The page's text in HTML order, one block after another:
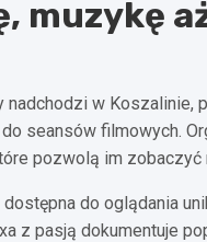
muzykę
w Koszalinie,
seansów filmowych.
pozwolą im
do oglądania
z pasją dokumentuje